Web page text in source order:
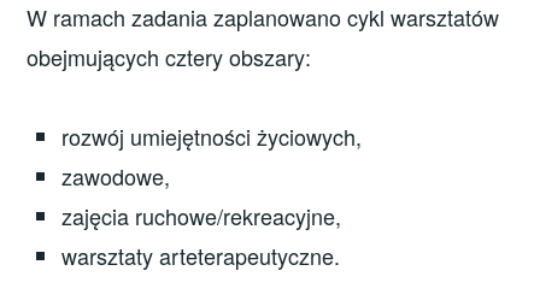
W ramach zadania zaplanowano cykl warsztatów
obejmujących cztery obszary:
rozwój umiejętności życiowych,
zawodowe,
zajęcia ruchowe/rekreacyjne,
warsztaty arteterapeutyczne.